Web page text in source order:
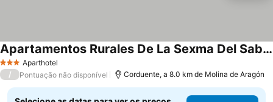
3 EstrelasAparthotel
Apartamentos Rurales De La Sexma Del Sabinar
Ver preços
/ Pontuação não disponível Corduente, a 8.0 km de Molina de Aragón